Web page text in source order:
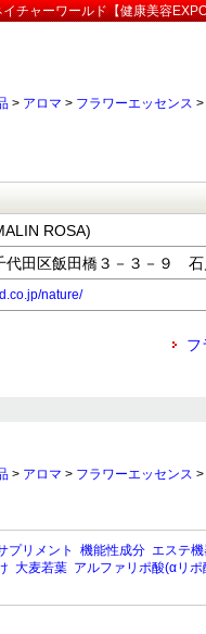
チャーワールド【健康美容
> アロマ > フラワーエッセンス >
ROSA)
田区飯田橋３－３－９ 石
nature/
フ
> アロマ > フラワーエッセンス >
プリメント 機能性成分 エステ
大麦若葉 アルファリポ酸(αリポ